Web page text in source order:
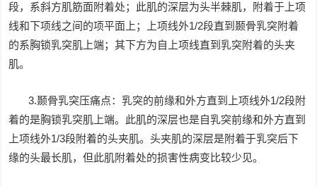
段，系斜方肌筋面附着处；此肌的深层为头半棘肌，附着于上项
线和下项线之间的项平面上；上项线外1/2段直到颞骨乳突附着
的系胸锁乳突肌上端；其下方为自上项线直到乳突附着的头夹
肌。
3.颞骨乳突压痛点：乳突的前缘和外方直到上项线外1/2段附
着的是胸锁乳突肌上端。此肌的深层也是自乳突前缘和外方直到
上项线外1/3段附着的头夹肌。头夹肌的深层是附着于乳突后下
缘的头最长肌，但此肌附着处的损害性病变比较少见。